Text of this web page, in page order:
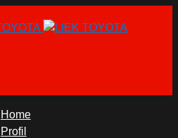
Home
Profil